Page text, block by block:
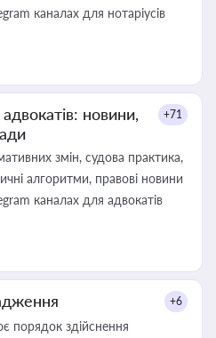
каналах для нотаріусів
новини,
+71
змін, судова практика,
алгоритми, правові новини
каналах для адвокатів
+6
порядок здійснення